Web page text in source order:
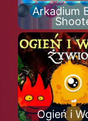
Arkadium
Ogień i